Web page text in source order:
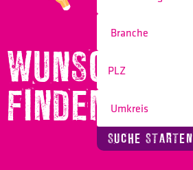
WUNSCHBERUF
FINDEN!
SUCHE STARTEN